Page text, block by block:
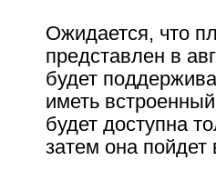
Ожидается, что
представлен в
будет
иметь
будет доступна
затем она